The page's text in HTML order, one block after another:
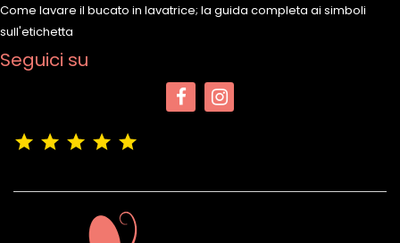
Come lavare il bucato in lavatrice; la guida completa ai simboli
sull'etichetta
Seguici su